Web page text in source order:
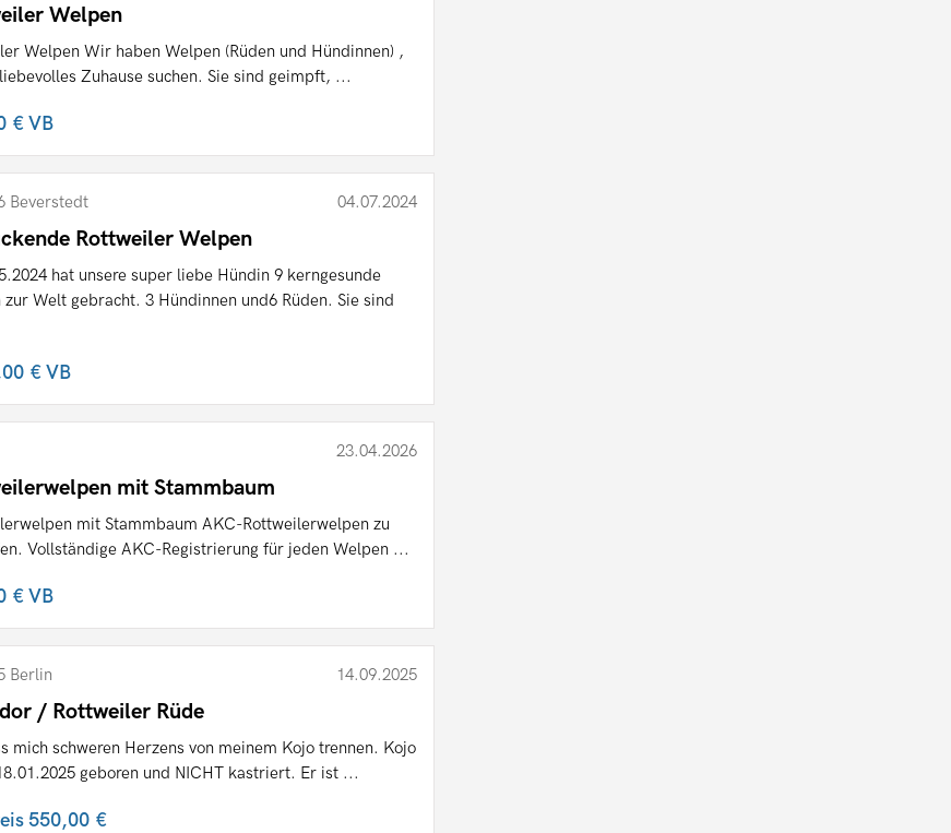
Welpen
Welpen Wir haben Welpen (Rüden und Hündinnen) ,
Zuhause suchen. Sie sind geimpft, ...
€VB
Beverstedt 04.07.2024
Rottweiler Welpen
hat unsere super liebe Hündin 9 kerngesunde
zur Welt gebracht. 3 Hündinnen und6 Rüden. Sie sind
€VB
23.04.2026
mit Stammbaum
mit Stammbaum AKC-Rottweilerwelpen zu
Vollständige AKC-Registrierung für jeden Welpen ...
€VB
Berlin 14.09.2025
/ Rottweiler Rüde
mich schweren Herzens von meinem Kojo trennen. Kojo
geboren und NICHT kastriert. Er ist ...
550,00 €